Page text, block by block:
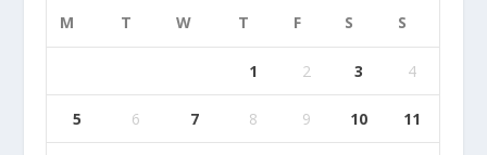
M T W T F S S
1 2 3 4
5 6 7 8 9 10 11